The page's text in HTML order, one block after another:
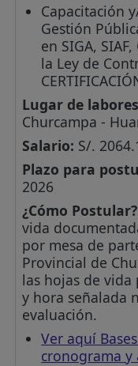
Capacitación
Gestión
en SIGA,
la Ley de
Lugar de
Churcampa -
Salario: S/.
Plazo para
2026
¿Cómo
vida
por mesa de
Provincial de
las hojas de vida
y hora señalada
evaluación.
Ver aquí
cronograma y